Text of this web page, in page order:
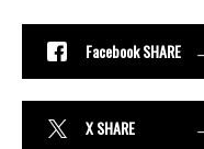
Facebook SHARE
X SHARE